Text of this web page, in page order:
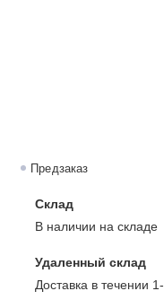
Предзаказ
Склад
В наличии на складе
Удаленный склад
Доставка в течении